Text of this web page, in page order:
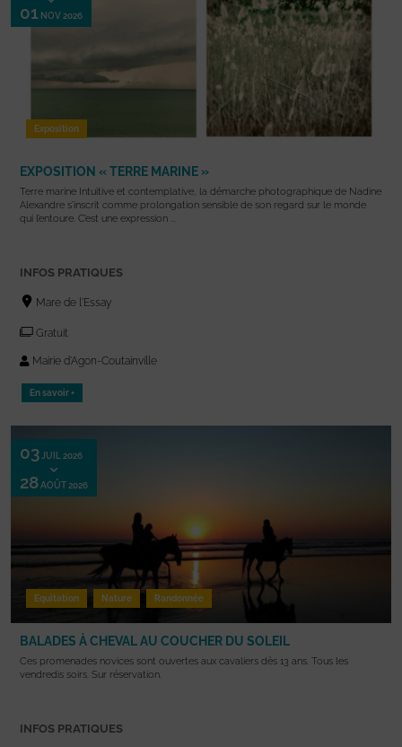
01 NOV 2026
Exposition
EXPOSITION « TERRE MARINE »
Terre marine Intuitive et contemplative, la démarche photographique de Nadine
Alexandre s’inscrit comme prolongation sensible de son regard sur le monde
qui l’entoure. C’est une expression ...
INFOS PRATIQUES
Mare de l'Essay
Gratuit
Mairie d'Agon-Coutainville
En savoir +
03 JUIL 2026
28 AOÛT 2026
Equitation Nature Randonnée
BALADES À CHEVAL AU COUCHER DU SOLEIL
Ces promenades novices sont ouvertes aux cavaliers dès 13 ans. Tous les
vendredis soirs. Sur réservation.
INFOS PRATIQUES